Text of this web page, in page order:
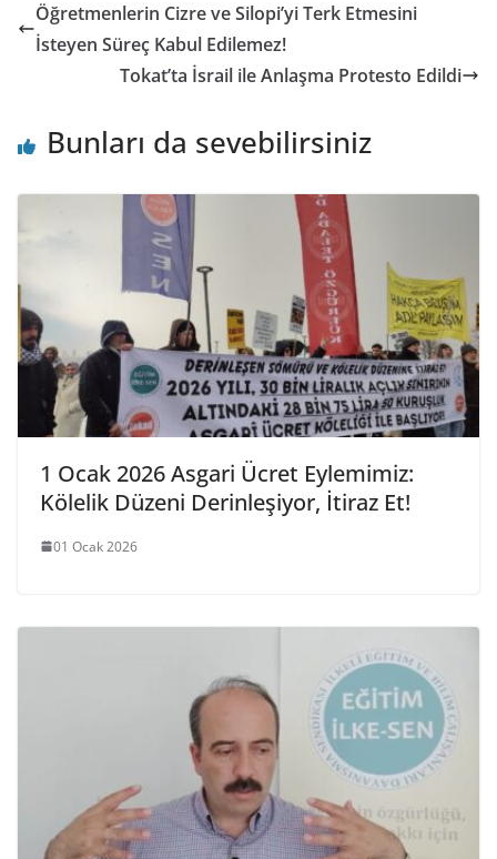
Öğretmenlerin Cizre ve Silopi’yi Terk Etmesini
İsteyen Süreç Kabul Edilemez!
Tokat’ta İsrail ile Anlaşma Protesto Edildi
Bunları da sevebilirsiniz
1 Ocak 2026 Asgari Ücret Eylemimiz:
Kölelik Düzeni Derinleşiyor, İtiraz Et!
01 Ocak 2026